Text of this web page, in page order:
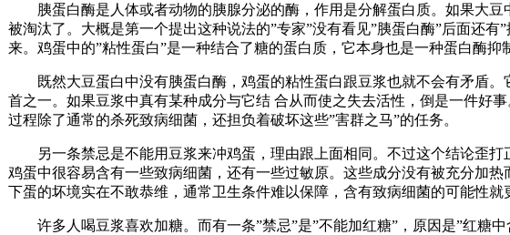
胰蛋白酶是人体或者动物的胰腺分泌的酶，作用是分解蛋白质。如果大豆
被淘汰了。大概是第一个提出这种说法的”专家”没有看见”胰蛋白酶”后面还
来。鸡蛋中的”粘性蛋白”是一种结合了糖的蛋白质，它本身也是一种蛋白酶抑
既然大豆蛋白中没有胰蛋白酶，鸡蛋的粘性蛋白跟豆浆也就不会有矛盾。
首之一。如果豆浆中真有某种成分与它结 合从而使之失去活性，倒是一件好
过程除了通常的杀死致病细菌，还担负着破坏这些”害群之马”的任务。
另一条禁忌是不能用豆浆来冲鸡蛋，理由跟上面相同。不过这个结论歪打
鸡蛋中很容易含有一些致病细菌，还有一些过敏原。这些成分没有被充分加
下蛋的坏境实在不敢恭维，通常卫生条件难以保障，含有致病细菌的可能性就
许多人喝豆浆喜欢加糖。而有一条”禁忌”是”不能加红糖”，原因是”红糖